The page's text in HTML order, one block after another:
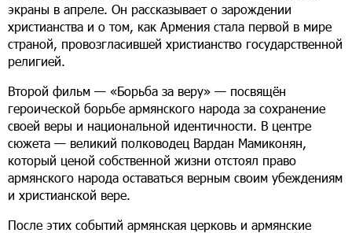
экраны в апреле. Он рассказывает о зарождении
христианства и о том, как Армения стала первой в мире
страной, провозгласившей христианство государственной
религией.
Второй фильм — «Борьба за веру» — посвящён
героической борьбе армянского народа за сохранение
своей веры и национальной идентичности. В центре
сюжета — великий полководец Вардан Мамиконян,
который ценой собственной жизни отстоял право
армянского народа оставаться верным своим убеждениям
и христианской вере.
После этих событий армянская церковь и армянские